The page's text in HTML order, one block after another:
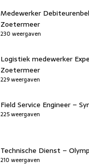
Medewerker
Zoetermeer
230 weergaven
Logistiek medewerker
Zoetermeer
229 weergaven
Field Service Engineer –
225 weergaven
Technische Dienst –
210 weergaven